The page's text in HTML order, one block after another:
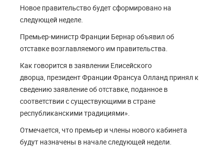
Новое правительство будет сформировано на
следующей неделе.
Премьер-министр Франции Бернар объявил об
отставке возглавляемого им правительства.
Как говорится в заявлении Елисейского
дворца, президент Франции Франсуа Олланд принял к
сведению заявление об отставке, поданное в
соответствии с существующими в стране
республиканскими традициями».
Отмечается, что премьер и члены нового кабинета
будут назначены в начале следующей недели.